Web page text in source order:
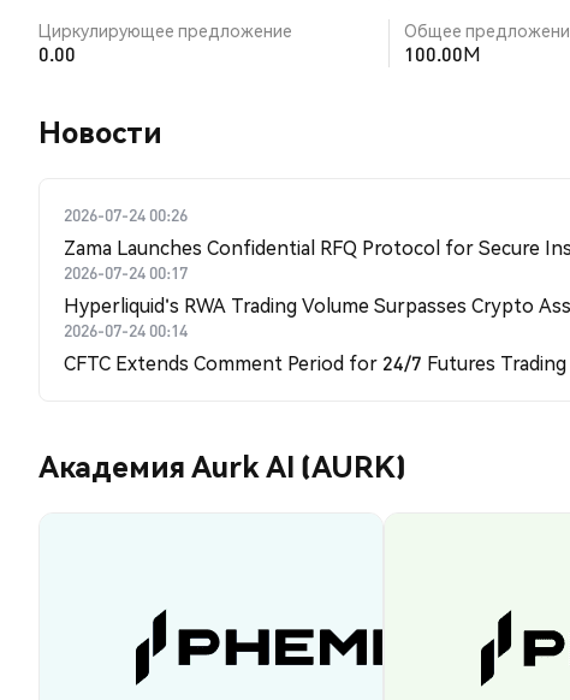
Циркулирующее предложение
0.00
Общее
100.00M
Новости
2026-07-24 00:26
Zama Launches Confidential RFQ Protocol for Secure
2026-07-24 00:17
Hyperliquid's RWA Trading Volume Surpasses Crypto
2026-07-24 00:14
CFTC Extends Comment Period for 24/7 Futures
Академия Aurk AI (AURK)